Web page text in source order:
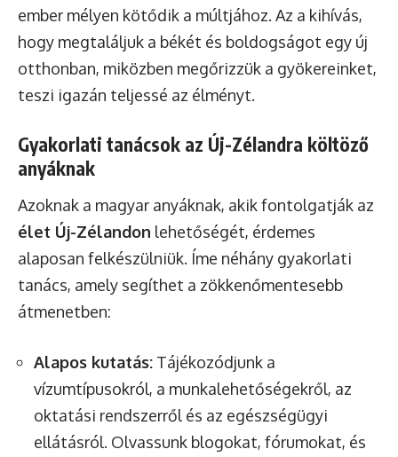
ember mélyen kötődik a múltjához. Az a kihívás,
hogy megtaláljuk a békét és boldogságot egy új
otthonban, miközben megőrizzük a gyökereinket,
teszi igazán teljessé az élményt.
Gyakorlati tanácsok az Új-Zélandra költöző
anyáknak
Azoknak a magyar anyáknak, akik fontolgatják az
élet Új-Zélandon lehetőségét, érdemes
alaposan felkészülniük. Íme néhány gyakorlati
tanács, amely segíthet a zökkenőmentesebb
átmenetben:
Alapos kutatás: Tájékozódjunk a
vízumtípusokról, a munkalehetőségekről, az
oktatási rendszerről és az egészségügyi
ellátásról. Olvassunk blogokat, fórumokat, és